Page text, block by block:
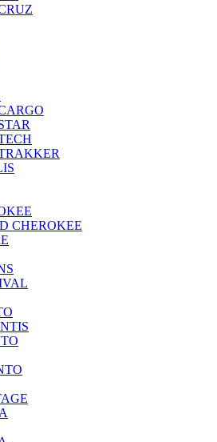
CHEROKEE